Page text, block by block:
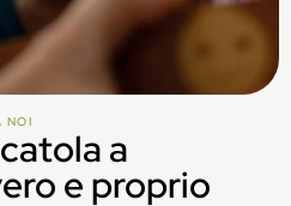
NOI
a
e proprio